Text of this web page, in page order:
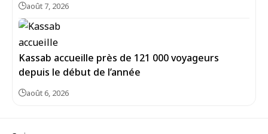
août 7, 2026
Kassab accueille près de 121 000 voyageurs
depuis le début de l’année
août 6, 2026